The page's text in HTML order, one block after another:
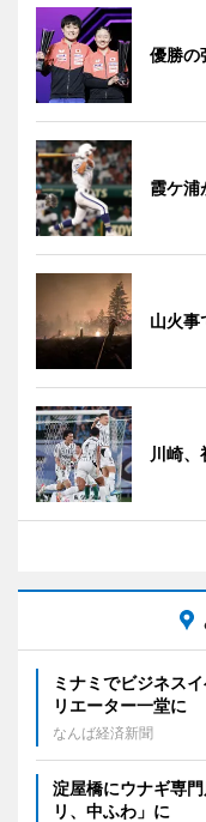
優勝
霞ケ
山火
川崎
ミナミでビジネス
リエーター一堂に
なんば経済新聞
淀屋橋にウナギ専
リ、中ふわ」に